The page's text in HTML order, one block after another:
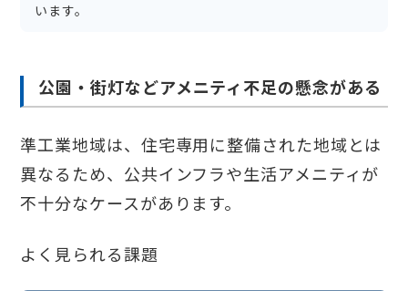
います。
公園・街灯などアメニティ不足の懸念がある
準工業地域は、住宅専用に整備された地域とは
異なるため、公共インフラや生活アメニティが
不十分なケースがあります。
よく見られる課題